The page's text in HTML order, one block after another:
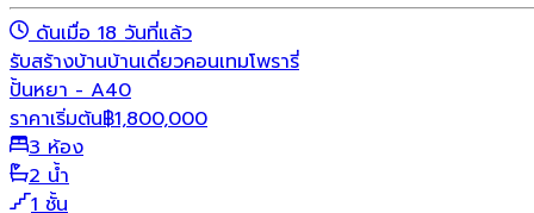
ดันเมื่อ 18 วันที่แล้ว
รับสร้างบ้านบ้านเดี่ยวคอนเทมโพรารี่
ปั้นหยา - A40
ราคาเริ่มต้น฿1,800,000
3 ห้อง
2 น้ำ
1 ชั้น